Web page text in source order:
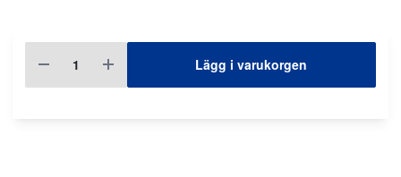
Lägg i varukorgen